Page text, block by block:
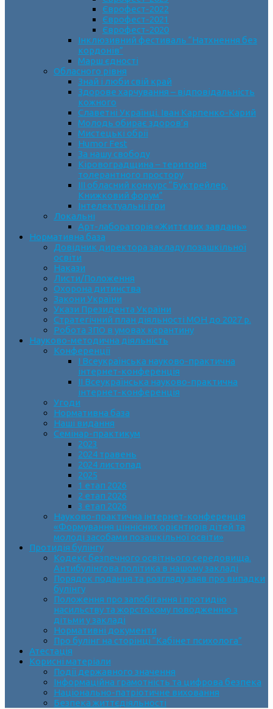
Єврофест-2022
Єврофест-2021
Єврофест-2020
Інклюзивний фестиваль “Натхнення без
кордонів”
Марш єдності
Обласного рівня
Знай і люби свій край
Здорове харчування – відповідальність
кожного
Славетні Українці. Іван Карпенко-Карий
Молодь обирає здоров’я
Мистецькі обрії
Humor Fest
За нашу свободу
Кіровоградщина – територія
толерантного простору
ІII обласний конкурс “Буктрейлер.
Книжковий форум”
Інтелектуальні ігри
Локальні
Арт-лабораторія «Життєвих завдань»
Нормативна база
Довідник директора закладу позашкільної
освіти
Накази
Листи/Положення
Охорона дитинства
Закони України
Укази Президента України
Стратегічний план діяльності МОН до 2027 р.
Робота ЗПО в умовах карантину
Науково-методична діяльність
Конференції
І Всеукраїнська науково-практична
інтернет-конференція
ІІ Всеукраїнська науково-практична
інтернет-конференція
Угоди
Нормативна база
Наші видання
Семінар-практикум
2023
2024 травень
2024 листопад
2025
1 етап 2026
2 етап 2026
3 етап 2026
Науково-практична інтернет-конференція
«Формування ціннісних орієнтирів дітей та
молоді засобами позашкільної освіти»
Протидія булінгу
Кодекс безпечного освітнього середовища.
Антибулінгова політика в нашому закладі
Порядок подання та розгляду заяв про випадки
булінгу
Положення про запобігання і протидію
насильству та жорстокому поводженню з
дітьми у закладі
Нормативні документи
Про булінг на сторінці “Кабінет психолога”
Атестація
Корисні матеріали
Події державного значення
Інформаційна грамотність та цифрова безпека
Національно-патріотичне виховання
Безпека життєдіяльності